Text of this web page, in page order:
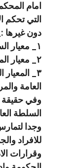
امام
التي تحكم
دون غيرها :_
١_ معيار السلطة العامة .
٢_ معيار المرفق العام .
٣_
العامة
وفي حقيقة
السلطة
وجدا
للافراد
وقرارات